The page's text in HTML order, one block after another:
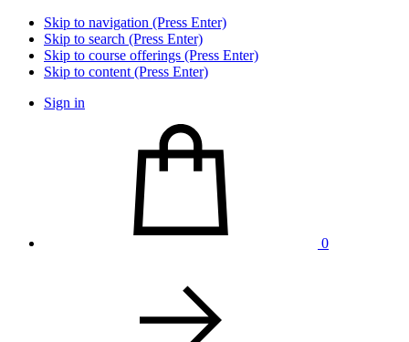
Skip to navigation (Press Enter)
Skip to search (Press Enter)
Skip to course offerings (Press Enter)
Skip to content (Press Enter)
Sign in
0